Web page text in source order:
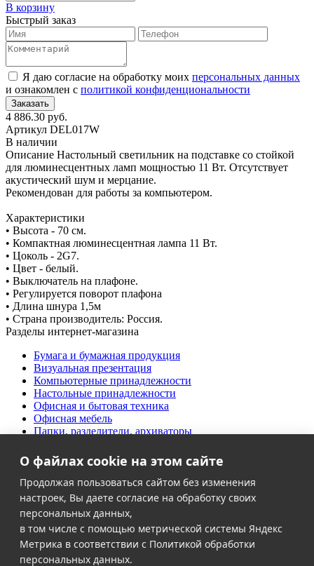
В корзину
Быстрый заказ
Я даю согласие на обработку моих персональных данных
и ознакомлен с политикой конфиденциональности
4 886.30 руб.
Артикул DEL017W
В наличии
Описание Настольный светильник на подставке со стойкой
для люминесцентных ламп мощностью 11 Вт. Отсутствует
акустический шум и мерцание.
Рекомендован для работы за компьютером.
Характеристики
• Высота - 70 см.
• Компактная люминесцентная лампа 11 Вт.
• Цоколь - 2G7.
• Цвет - белый.
• Выключатель на плафоне.
• Регулируется поворот плафона
• Длина шнура 1,5м
• Страна производитель: Россия.
Разделы интернет-магазина
Бумага и бумажная продукция
Визуальная презентация
Компьютерные принадлежности
Настольные принадлежности
Офисная и бытовая техника
Офисная мебель
Папки, разделители, архиваторы
Продукты питания
Творческий офис
Дезинфекция и антисептики
Хозяйственные товары
Школьно-письменные товары
Клиентам
Акции
О файлах cookie на этом сайте
Продолжая пользоваться сайтом без изменения
настроек, Вы даете согласие на обработку своих
персональных данных,
в том числе с помощью метрической системы Яндекс
Метрика в соответствии с Политикой обработки
персональных данных.